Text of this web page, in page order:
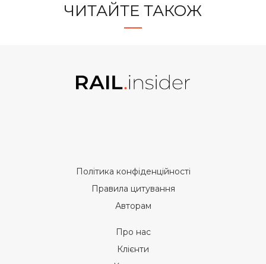
ЧИТАЙТЕ ТАКОЖ
Політика конфіденційності
Правила цитування
Авторам
Про нас
Клієнти